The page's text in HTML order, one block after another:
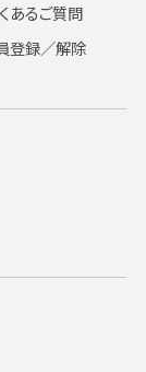
あるご質問
登録／解除